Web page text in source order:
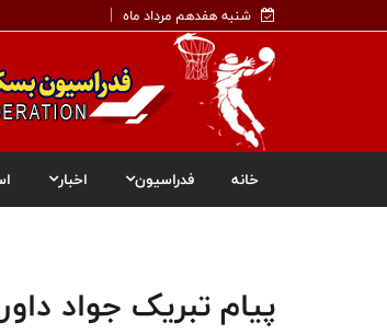
شنبه هفدهم مرداد ماه
خانه فدراسیون اخبار
پیام تبریک جواد